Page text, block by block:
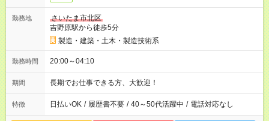
勤務地
さいたま市北区
吉野原駅から徒歩5分
製造・建築・土木・製造技術系
勤務時間 20:00～04:10
期間 長期でお仕事できる方、大歓迎！
特徴 日払いOK / 履歴書不要 / 40～50代活躍中 / 電話対応なし